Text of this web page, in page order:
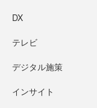
DX
テレビ
デジタル施策
インサイト